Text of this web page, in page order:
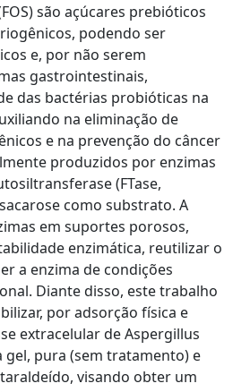
são açúcares prebióticos
podendo ser
e, por não serem
gastrointestinais,
das bactérias probióticas na
na eliminação de
e na prevenção do câncer
produzidos por enzimas
(FTase,
como substrato. A
em suportes porosos,
enzimática, reutilizar o
a enzima de condições
Diante disso, este trabalho
por adsorção física e
extracelular de Aspergillus
gel, pura (sem tratamento) e
visando obter um